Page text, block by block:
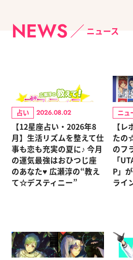
NEWS ニュース
占い 2026.08.02
【12星座占い・2026年8
月】生活リズムを整えて仕
事も恋も充実の夏に♪ 今月
の運気最強はおひつじ座
のあなた♥ 広瀬淳の“教え
て☆デスティニー”
ニュ
【
たの
のフ
「
P」
ライ